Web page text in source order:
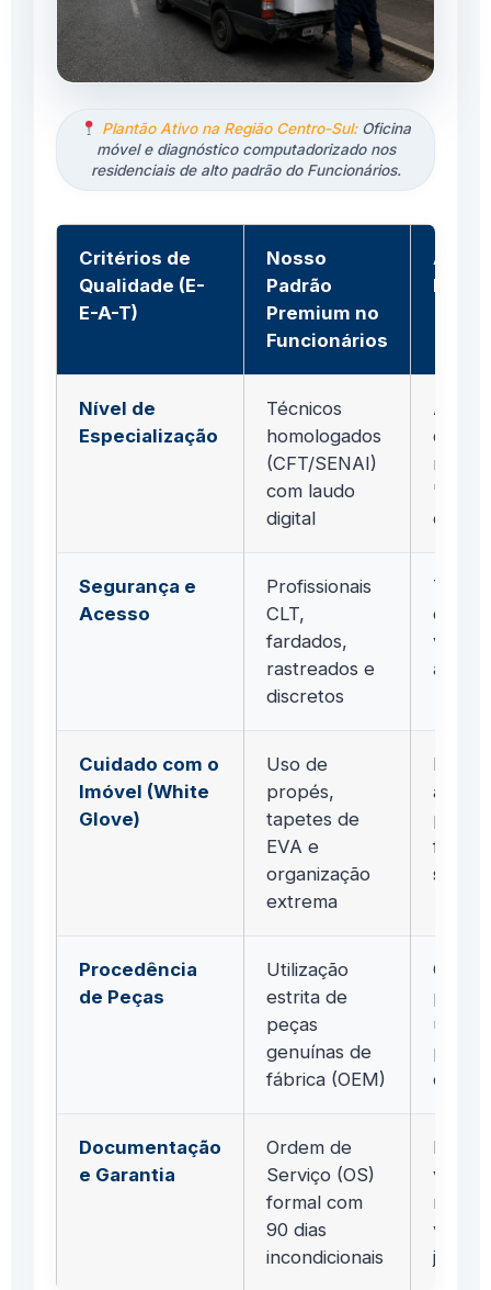
Plantão Ativo na Região Centro-Sul:Oficina
móvel e diagnóstico computadorizado nos
residenciais de alto padrão do Funcionários.
Critérios de
Qualidade (E-
E-A-T)
Nosso
Padrão
Premium no
Funcionários
Nível de
Especialização
Técnicos
homologados
(CFT/SENAI)
com laudo
digital
que
na
erro"
Segurança e
Acesso
Profissionais
CLT,
fardados,
rastreados e
discretos
de
Cuidado com o
Imóvel (White
Glove)
Uso de
propés,
tapetes de
EVA e
organização
extrema
pelo
soltas
Procedência
de Peças
Utilização
estrita de
peças
genuínas de
fábrica (OEM)
Documentação
e Garantia
Ordem de
Serviço (OS)
formal com
90 dias
incondicionais
não